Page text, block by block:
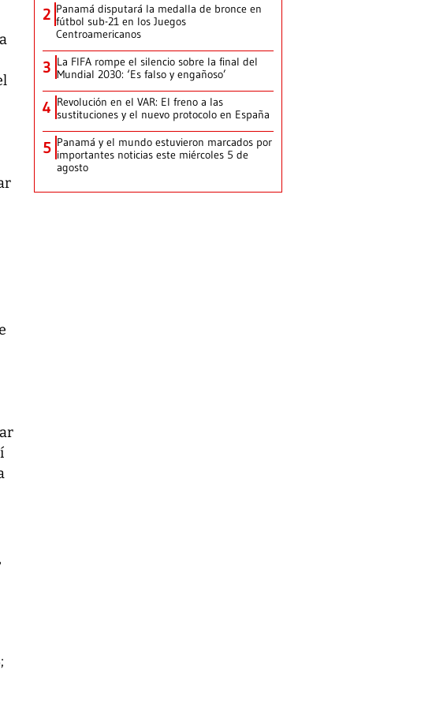
2 Panamá disputará la medalla de bronce en
fútbol sub-21 en los Juegos
Centroamericanos
3 La FIFA rompe el silencio sobre la final del
Mundial 2030: ‘Es falso y engañoso’
4 Revolución en el VAR: El freno a las
sustituciones y el nuevo protocolo en España
5 Panamá y el mundo estuvieron marcados por
importantes noticias este miércoles 5 de
agosto